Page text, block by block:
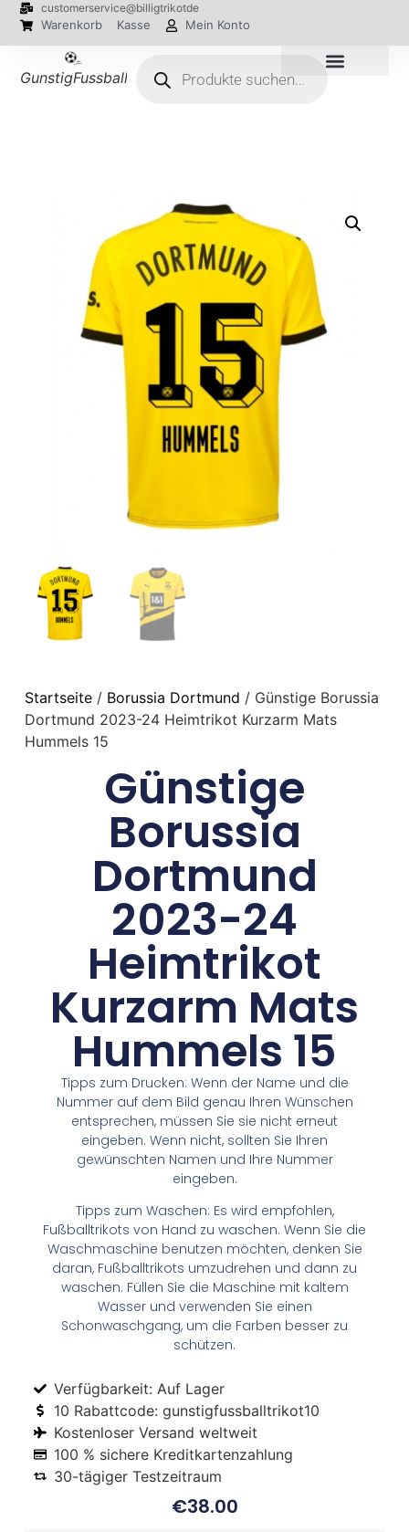
customerservice@billigtrikotde
Warenkorb Kasse Mein Konto
GunstigFussballTrikot
Startseite/ Borussia Dortmund / Günstige Borussia
Dortmund 2023-24 Heimtrikot Kurzarm Mats
Hummels 15
Günstige
Borussia
Dortmund
2023-24
Heimtrikot
Kurzarm Mats
Hummels 15
Tipps zum Drucken: Wenn der Name und die
Nummer auf dem Bild genau Ihren Wünschen
entsprechen, müssen Sie sie nicht erneut
eingeben. Wenn nicht, sollten Sie Ihren
gewünschten Namen und Ihre Nummer
eingeben.
Tipps zum Waschen: Es wird empfohlen,
Fußballtrikots von Hand zu waschen. Wenn Sie die
Waschmaschine benutzen möchten, denken Sie
daran, Fußballtrikots umzudrehen und dann zu
waschen. Füllen Sie die Maschine mit kaltem
Wasser und verwenden Sie einen
Schonwaschgang, um die Farben besser zu
schützen.
Verfügbarkeit: Auf Lager
10 Rabattcode: gunstigfussballtrikot10
Kostenloser Versand weltweit
100 % sichere Kreditkartenzahlung
30-tägiger Testzeitraum
€38.00